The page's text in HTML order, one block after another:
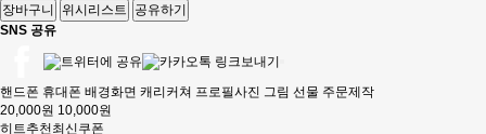
장바구니
위시리스트
공유하기
SNS 공유
핸드폰 휴대폰 배경화면 캐리커쳐 프로필사진 그림 선물 주문제작
20,000원 10,000원
히트추천최신쿠폰